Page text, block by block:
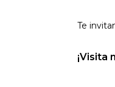
Te
¡Visita